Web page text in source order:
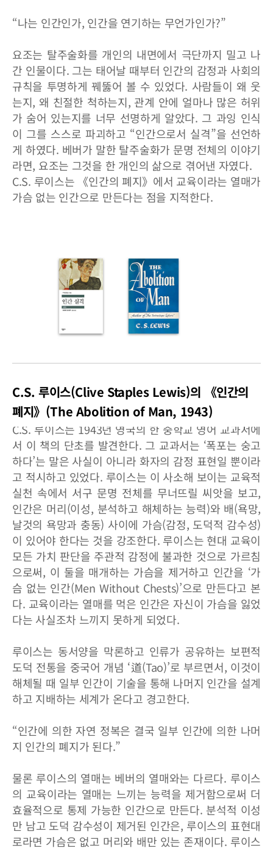
“나는 인간인가, 인간을 연기하는 무언가인가?”
요조는 탈주술화를 개인의 내면에서 극단까지 밀고 나
간 인물이다. 그는 태어날 때부터 인간의 감정과 사회의
규칙을 투명하게 꿰뚫어 볼 수 있었다. 사람들이 왜 웃
는지, 왜 친절한 척하는지, 관계 안에 얼마나 많은 허위
가 숨어 있는지를 너무 선명하게 알았다. 그 과잉 인식
이 그를 스스로 파괴하고 “인간으로서 실격”을 선언하
게 하였다. 베버가 말한 탈주술화가 문명 전체의 이야기
라면, 요조는 그것을 한 개인의 삶으로 겪어낸 자였다.
C.S. 루이스는 《인간의 폐지》에서 교육이라는 열매가
가슴 없는 인간으로 만든다는 점을 지적한다.
C.S. 루이스(Clive Staples Lewis)의 《인간의
폐지》(The Abolition of Man, 1943)
C.S. 루이스는 1943년 영국의 한 중학교 영어 교과서에
서 이 책의 단초를 발견한다. 그 교과서는 ‘폭포는 숭고
하다’는 말은 사실이 아니라 화자의 감정 표현일 뿐이라
고 적시하고 있었다. 루이스는 이 사소해 보이는 교육적
실천 속에서 서구 문명 전체를 무너뜨릴 씨앗을 보고,
인간은 머리(이성, 분석하고 해체하는 능력)와 배(욕망,
날것의 욕망과 충동) 사이에 가슴(감정, 도덕적 감수성)
이 있어야 한다는 것을 강조한다. 루이스는 현대 교육이
모든 가치 판단을 주관적 감정에 불과한 것으로 가르침
으로써, 이 둘을 매개하는 가슴을 제거하고 인간을 ‘가
슴 없는 인간(Men Without Chests)’으로 만든다고 본
다. 교육이라는 열매를 먹은 인간은 자신이 가슴을 잃었
다는 사실조차 느끼지 못하게 되었다.
루이스는 동서양을 막론하고 인류가 공유하는 보편적
도덕 전통을 중국어 개념 ‘道(Tao)’로 부르면서, 이것이
해체될 때 일부 인간이 기술을 통해 나머지 인간을 설계
하고 지배하는 세계가 온다고 경고한다.
“인간에 의한 자연 정복은 결국 일부 인간에 의한 나머
지 인간의 폐지가 된다.”
물론 루이스의 열매는 베버의 열매와는 다르다. 루이스
의 교육이라는 열매는 느끼는 능력을 제거함으로써 더
효율적으로 통제 가능한 인간으로 만든다. 분석적 이성
만 남고 도덕 감수성이 제거된 인간은, 루이스의 표현대
로라면 가슴은 없고 머리와 배만 있는 존재이다. 루이스